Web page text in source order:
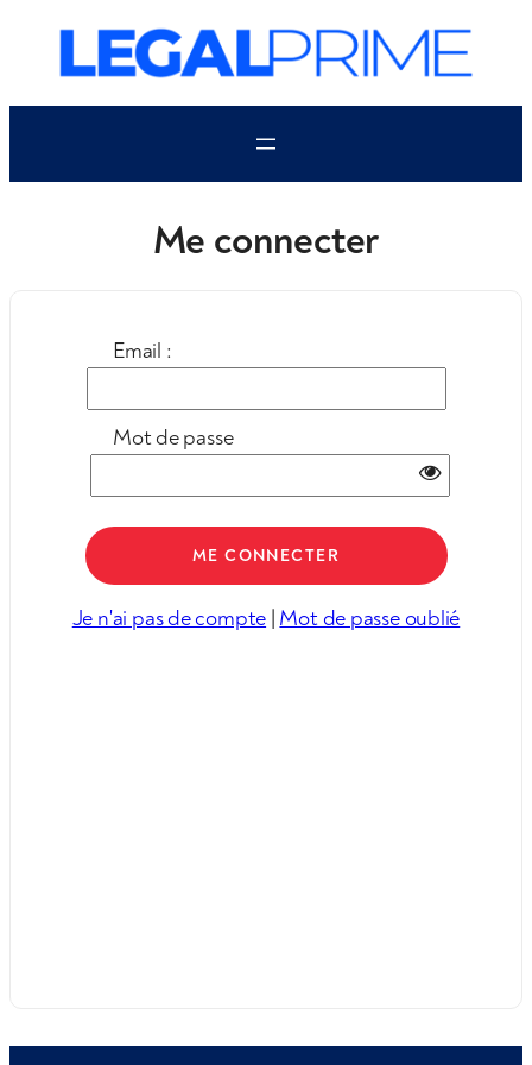
contenu
Me connecter
Email :
Mot de passe
Je n'ai pas de compte | Mot de passe oublié